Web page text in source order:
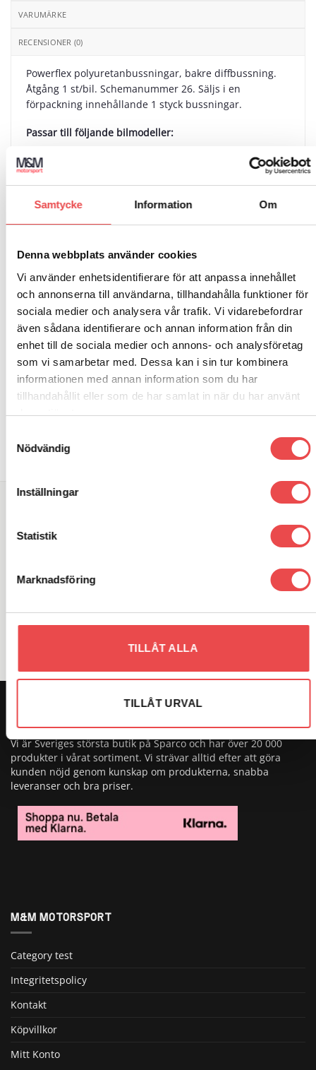
Samtycke Information Om
Denna webbplats använder cookies
Vi använder enhetsidentifierare för att anpassa innehållet
och annonserna till användarna, tillhandahålla funktioner för
sociala medier och analysera vår trafik. Vi vidarebefordrar
även sådana identifierare och annan information från din
enhet till de sociala medier och annons- och analysföretag
som vi samarbetar med. Dessa kan i sin tur kombinera
informationen med annan information som du har
tillhandahållit eller som de har samlat in när du har använt
deras tjänster.
Nödvändig
Inställningar
Statistik
Marknadsföring
TILLÅT ALLA
TILLÅT URVAL
VARUMÄRKE
RECENSIONER (0)
Powerflex polyuretanbussningar, bakre diffbussning.
Åtgång 1 st/bil. Schemanummer 26. Säljs i en
förpackning innehållande 1 styck bussningar.
Passar till följande bilmodeller:
BMW Serie 5 E60 Saloon (2003-2010)
BMW Serie 5 E60 E61 XDrive (2003-2010)
RELATERADE PRODUKTER
Add to wishlist
Art.nr: PFR5-4609-16
LÄGG TILL I VARUKORG
Add to wishlist
Art.nr: PFF5-1002
Sök
Vi är Sveriges största butik på Sparco och har över 20 000
produkter i vårat sortiment. Vi strävar alltid efter att göra
kunden nöjd genom kunskap om produkterna, snabba
leveranser och bra priser.
M&M MOTORSPORT
Category test
Integritetspolicy
Kontakt
Köpvillkor
Mitt Konto